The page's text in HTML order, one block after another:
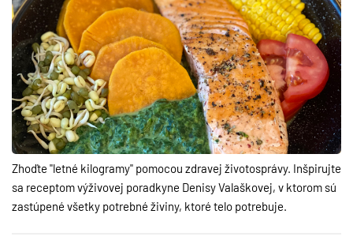
Zhoďte "letné kilogramy" pomocou zdravej životosprávy. Inšpirujte
sa receptom výživovej poradkyne Denisy Valaškovej, v ktorom sú
zastúpené všetky potrebné živiny, ktoré telo potrebuje.